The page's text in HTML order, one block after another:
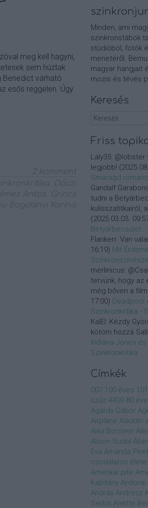
meg kell hagyni,
sem húztak
Benedict várható
esős reggelen. Úgy
2 komment
Dóczi
Antos
Grincs
Bogdányi Korina
Minden, ami
szinkronstábok
stúdióból, fotók
menetéről.
magyar hangjait
mozis és tévés
Keresés
Friss
Laly35: @lobster
legjobb! (
Smaragd
Gandalf
tudni a
kulisszatitkairól,
(2025.03.03.
Betyárbecsület -
Flankerr: Van
16:19) Mit
merlinicus:
tervünk, hogy
még bőven a
17:00) Deadpool
Szinkronkritika -
KalEl: Kézdy
kötöm hozzá
Indiana Jones
Szinkronkritika
Címkék
007 100 éves
szűz 4400 80
Agárdy Gábor
Airplane Aladdin
Alex Borstein
Alison Sudol
Éva Amanda Peet
csodálatos élete
Amerikai pite
Kapitány Andorai
András Andresz
Serkis Anette